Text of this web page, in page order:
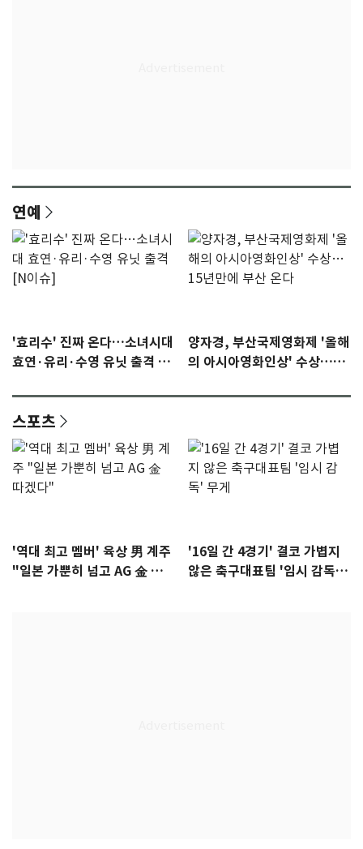
연예
'효리수' 진짜 온다…소녀시대
효연·유리·수영 유닛 출격 [N
양자경, 부산국제영화제 '올해
의 아시아영화인상' 수상…15
스포츠
'역대 최고 멤버' 육상 男 계주
"일본 가뿐히 넘고 AG 金 따겠
'16일 간 4경기' 결코 가볍지
않은 축구대표팀 '임시 감독'